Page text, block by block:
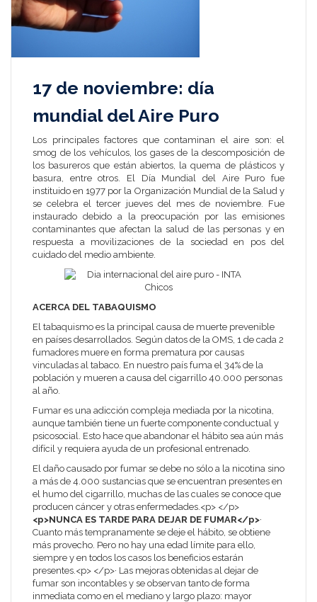
17 de noviembre: día
mundial del Aire Puro
Los principales factores que contaminan el aire son: el
smog de los vehículos, los gases de la descomposición de
los basureros que están abiertos, la quema de plásticos y
basura, entre otros. El Día Mundial del Aire Puro fue
instituido en 1977 por la Organización Mundial de la Salud y
se celebra el tercer jueves del mes de noviembre. Fue
instaurado debido a la preocupación por las emisiones
contaminantes que afectan la salud de las personas y en
respuesta a movilizaciones de la sociedad en pos del
cuidado del medio ambiente.
ACERCA DEL TABAQUISMO
El tabaquismo es la principal causa de muerte prevenible
en países desarrollados. Según datos de la OMS, 1 de cada 2
fumadores muere en forma prematura por causas
vinculadas al tabaco. En nuestro país fuma el 34% de la
población y mueren a causa del cigarrillo 40.000 personas
al año.
Fumar es una adicción compleja mediada por la nicotina,
aunque también tiene un fuerte componente conductual y
psicosocial. Esto hace que abandonar el hábito sea aún más
difícil y requiera ayuda de un profesional entrenado.
El daño causado por fumar se debe no sólo a la nicotina sino
a más de 4.000 sustancias que se encuentran presentes en
el humo del cigarrillo, muchas de las cuales se conoce que
producen cáncer y otras enfermedades.<p> </p>
<p>NUNCA ES TARDE PARA DEJAR DE FUMAR</p>·
Cuanto más tempranamente se deje el hábito, se obtiene
más provecho. Pero no hay una edad límite para ello,
siempre y en todos los casos los beneficios estarán
presentes.<p> </p>· Las mejoras obtenidas al dejar de
fumar son incontables y se observan tanto de forma
inmediata como en el mediano y largo plazo: mayor